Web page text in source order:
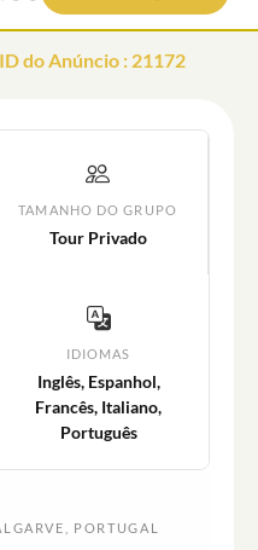
ID do Anúncio : 21172
TAMANHO DO GRUPO
Tour Privado
IDIOMAS
Inglês, Espanhol,
Francês, Italiano,
Português
PORTUGAL